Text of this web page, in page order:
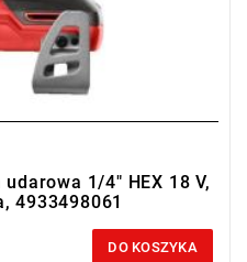
1/4" HEX 18 V,
4933498061
DO KOSZYKA